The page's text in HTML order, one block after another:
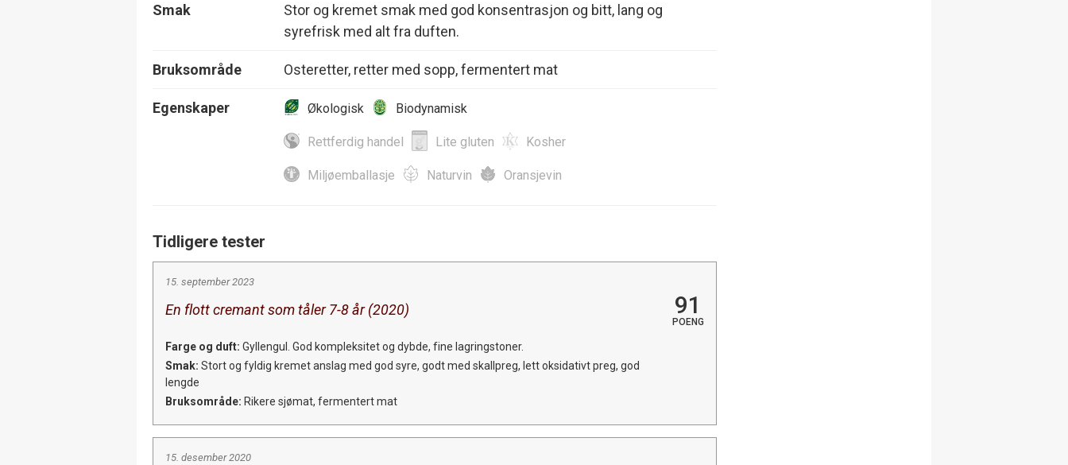
Smak
Stor og kremet smak med god konsentrasjon og bitt, lang og
syrefrisk med alt fra duften.
Bruksområde Osteretter, retter med sopp, fermentert mat
Egenskaper Økologisk Biodynamisk
Rettferdig handel Lite gluten Kosher
Miljøemballasje Naturvin Oransjevin
Tidligere tester
15. september 2023
En flott cremant som tåler 7-8 år (2020) 91
POENG
Farge og duft: Gyllengul. God kompleksitet og dybde, fine lagringstoner.
Smak: Stort og fyldig kremet anslag med god syre, godt med skallpreg, lett oksidativt preg, god
lengde
Bruksområde: Rikere sjømat, fermentert mat
15. desember 2020